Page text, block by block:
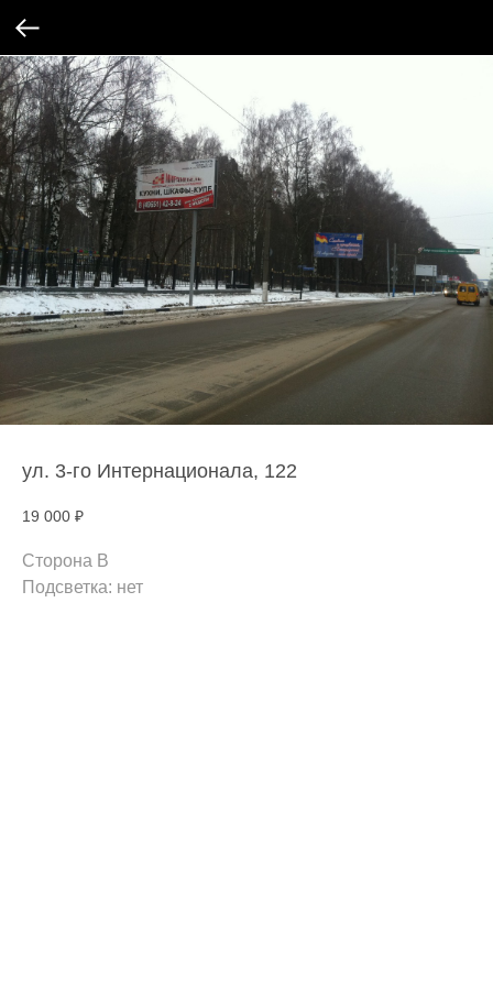
ул. 3-го Интернационала, 122
19 000 ₽
Сторона B
Подсветка: нет